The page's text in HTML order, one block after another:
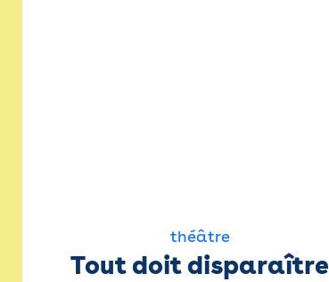
théâtre
Tout doit disparaître